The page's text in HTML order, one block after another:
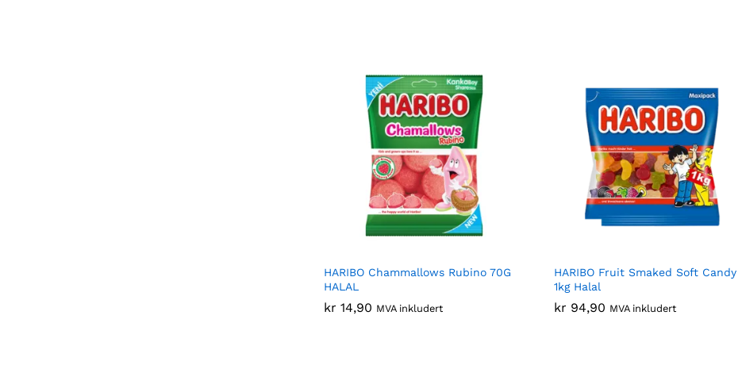
HARIBO Chammallows Rubino 70G
HALAL
kr 14,90 MVA inkludert
kr 14,90
HARIBO Fruit Smaked Soft Candy
1kg Halal
kr 94,90 MVA inkludert
kr 94,90